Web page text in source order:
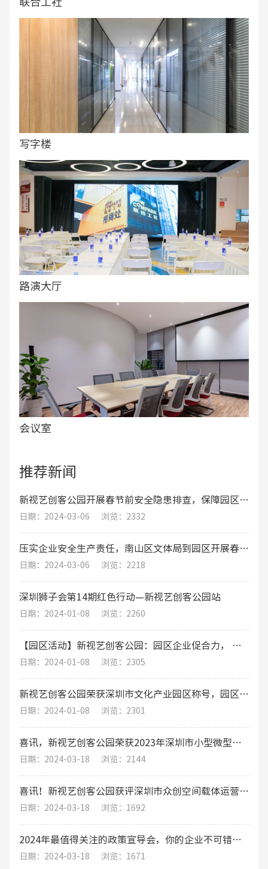
写字楼
路演大厅
会议室
推荐新闻
新视艺创客公园开展春节前安全隐患排查，保障园区职工的生命财产安全
日期：2024-03-06 浏览：2332
压实企业安全生产责任，南山区文体局到园区开展春节期间安全生产工作综合督导检查
日期：2024-03-06 浏览：2218
深圳狮子会第14期红色行动—新视艺创客公园站
日期：2024-01-08 浏览：2260
【园区活动】新视艺创客公园：园区企业促合力， 围炉煮茶话发展
日期：2024-01-08 浏览：2305
新视艺创客公园荣获深圳市文化产业园区称号，园区运营将迎来新机遇！
日期：2024-01-08 浏览：2301
喜讯，新视艺创客公园荣获2023年深圳市小型微型企业创业创新示范基地
日期：2024-03-18 浏览：2144
喜讯！新视艺创客公园获评深圳市众创空间载体运营评价A级（优秀）
日期：2024-03-18 浏览：1692
2024年最值得关注的政策宣导会，你的企业不可错过的发展机遇
日期：2024-03-18 浏览：1671